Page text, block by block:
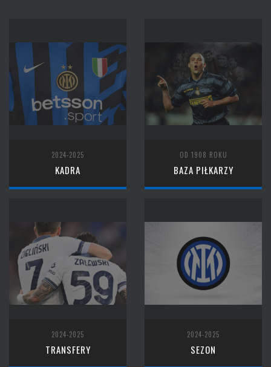
2024-2025
KADRA
OD 1908 ROKU
BAZA PIŁKARZY
2024-2025
TRANSFERY
2024-2025
SEZON